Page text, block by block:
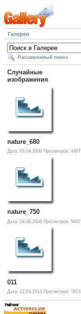
Галерея
Расширенный поиск
Случайные
изображения
nature_680
Дата: 03.04.2006 Просмотров: 4497
nature_750
Дата: 04.08.2006 Просмотров: 5647
011
Дата: 12.03.2010 Просмотров: 7613